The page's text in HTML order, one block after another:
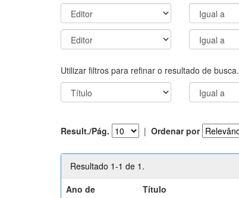
Utilizar filtros para refinar o resultado de busca.
Result./Pág. | Ordenar por
Resultado 1-1 de 1.
Ano de
Título